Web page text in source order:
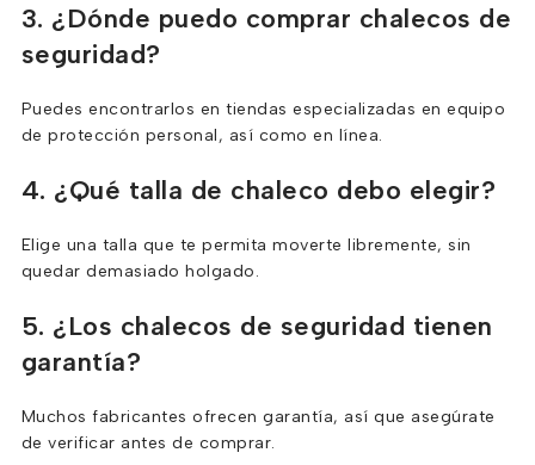
3. ¿Dónde puedo comprar chalecos de
seguridad?
Puedes encontrarlos en tiendas especializadas en equipo
de protección personal, así como en línea.
4. ¿Qué talla de chaleco debo elegir?
Elige una talla que te permita moverte libremente, sin
quedar demasiado holgado.
5. ¿Los chalecos de seguridad tienen
garantía?
Muchos fabricantes ofrecen garantía, así que asegúrate
de verificar antes de comprar.